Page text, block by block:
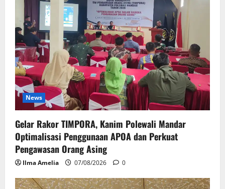
News
Gelar Rakor TIMPORA, Kanim Polewali Mandar
Optimalisasi Penggunaan APOA dan Perkuat
Pengawasan Orang Asing
Ilma Amelia 07/08/2026 0